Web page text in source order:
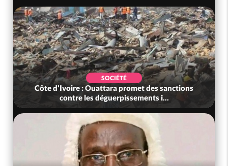
SOCIÉTÉ
Côte d'Ivoire : Ouattara promet des sanctions
contre les déguerpissements i...